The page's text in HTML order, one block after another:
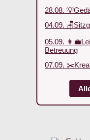
28.08.
04.09.
05.09.
Betreuung
07.09.